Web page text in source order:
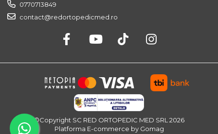
0770713849
contact@redortopedicmed.ro
©Copyright SC RED ORTOPEDIC MED SRL 2026
Platforma E-commerce by Gomag